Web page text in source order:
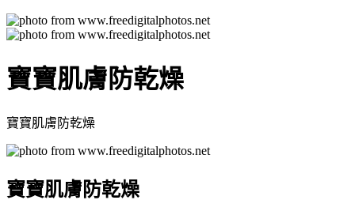
寶寶肌膚防乾燥
寶寶肌膚防乾燥
寶寶肌膚防乾燥